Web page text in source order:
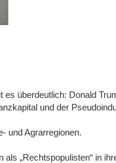
überdeutlich: Donald
und der
und Agrarregionen.
als „Rechtspopulisten“ in